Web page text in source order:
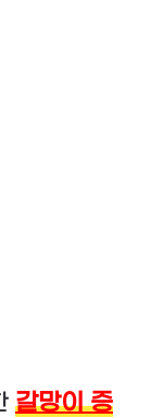
갈망이 증